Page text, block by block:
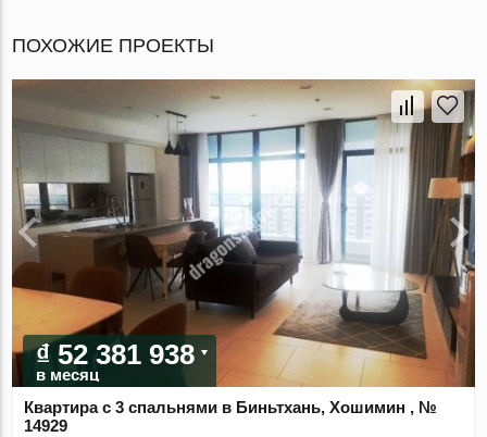
ПОХОЖИЕ ПРОЕКТЫ
₫ 52 381 938
в месяц
Квартира с 3 спальнями в Биньтхань, Хошимин , №
14929